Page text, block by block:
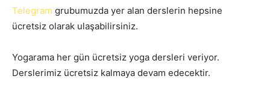
Telegram grubumuzda yer alan derslerin hepsine
ücretsiz olarak ulaşabilirsiniz.
Yogarama her gün ücretsiz yoga dersleri veriyor.
Derslerimiz ücretsiz kalmaya devam edecektir.